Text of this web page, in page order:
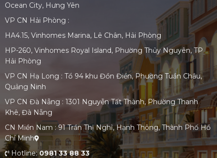
Ocean City, Hưng Yên
VP CN Hải Phòng :
HA4.15, Vinhomes Marina, Lê Chân, Hải Phòng
HP-260, Vinhomes Royal Island, Phường Thủy Nguyên, TP
Hải Phòng
VP CN Hạ Long : Tổ 94 khu Đồn Điền, Phường Tuần Châu,
Quảng Ninh
VP CN Đà Nẵng : 1301 Nguyễn Tất Thành, Phường Thanh
Khê, Đà Nẵng
CN Miền Nam : 91 Trần Thị Nghỉ, Hạnh Thông, Thành Phố Hồ
Chí Minh
Hotline:0981 33 88 33